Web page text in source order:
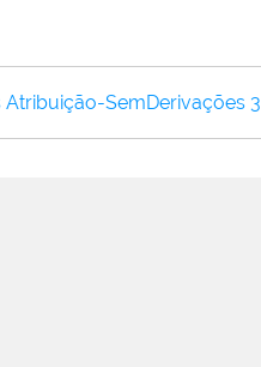
SemDerivações